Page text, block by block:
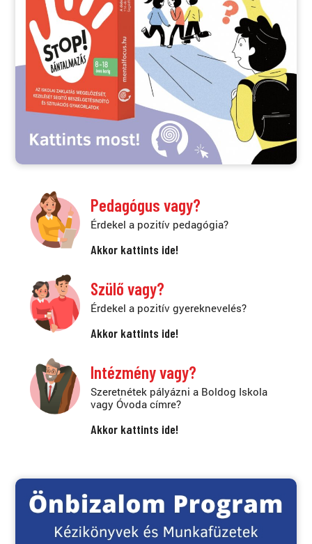
Pedagógus vagy?
Érdekel a pozitív pedagógia?
Akkor kattints ide!
Szülő vagy?
Érdekel a pozitív gyereknevelés?
Akkor kattints ide!
Intézmény vagy?
Szeretnétek pályázni a Boldog Iskola
vagy Óvoda címre?
Akkor kattints ide!